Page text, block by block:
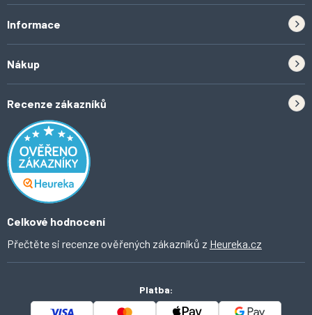
Informace
Tipy do kuchyně
Inspirace a trendy
Domácí vychytávky
O Ahomi
Nákup
Odstoupení od smlouvy
Obchodní podmínky
Ochrana osobních údajů
Recenze zákazníků
Celkové hodnocení
Přečtěte si recenze ověřených zákazníků z Heureka.cz
Platba: